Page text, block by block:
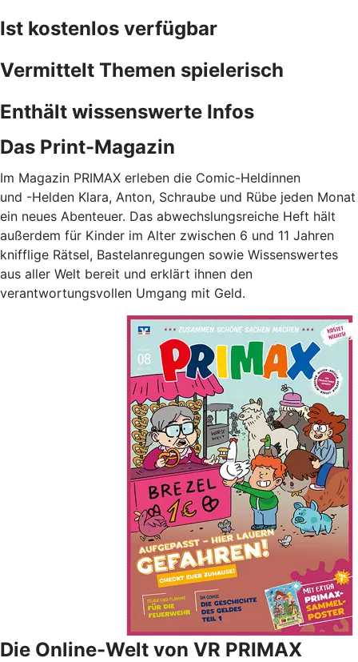
Ist kostenlos verfügbar
Vermittelt Themen spielerisch
Enthält wissenswerte Infos
Das Print-Magazin
Im Magazin PRIMAX erleben die Comic-Heldinnen
und -Helden Klara, Anton, Schraube und Rübe jeden Monat
ein neues Abenteuer. Das abwechslungsreiche Heft hält
außerdem für Kinder im Alter zwischen 6 und 11 Jahren
knifflige Rätsel, Bastelanregungen sowie Wissenswertes
aus aller Welt bereit und erklärt ihnen den
verantwortungsvollen Umgang mit Geld.
Die Online-Welt von VR PRIMAX